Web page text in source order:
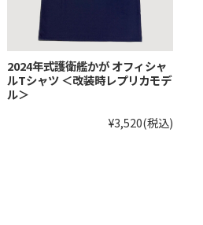
2024年式護衛艦かが オフィシャ
ルTシャツ ＜改装時レプリカモデ
ル＞
¥3,520(税込)